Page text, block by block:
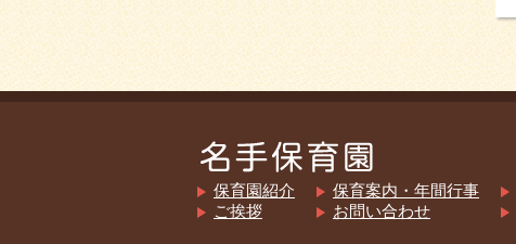
保育園紹介
ご挨拶
保育案内・年間行事
お問い合わせ